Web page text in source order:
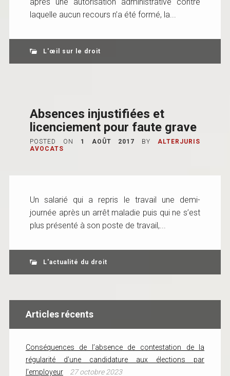
laquelle aucun recours n’a été formé, la...
L'œil sur le droit
Absences injustifiées et
licenciement pour faute grave
POSTED ON 1 AOÛT 2017 BY
ALTERJURIS
AVOCATS
Un salarié qui a repris le travail une demi-
journée après un arrêt maladie puis qui ne s’est
plus présenté à son poste de travail,...
L'actualité du droit
Articles récents
Conséquences de l’absence de contestation de la
régularité d’une candidature aux élections par
l’employeur
27 octobre 2023